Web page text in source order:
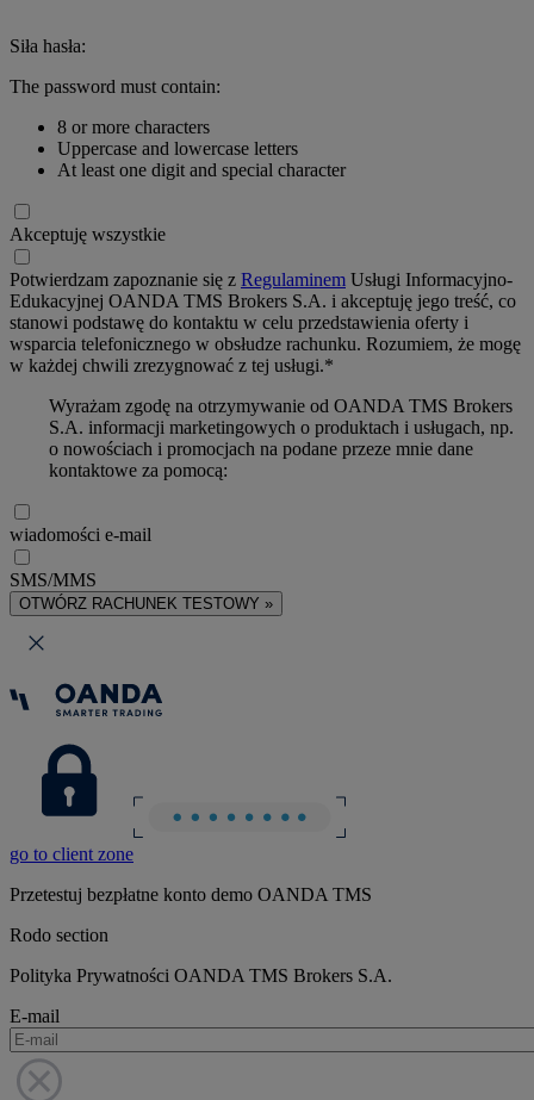
Siła hasła:
The password must contain:
8 or more characters
Uppercase and lowercase letters
At least one digit and special character
Akceptuję wszystkie
Potwierdzam zapoznanie się z Regulaminem Usługi Informacyjno-
Edukacyjnej OANDA TMS Brokers S.A. i akceptuję jego treść, co
stanowi podstawę do kontaktu w celu przedstawienia oferty i
wsparcia telefonicznego w obsłudze rachunku. Rozumiem, że mogę
w każdej chwili zrezygnować z tej usługi.*
Wyrażam zgodę na otrzymywanie od OANDA TMS Brokers
S.A. informacji marketingowych o produktach i usługach, np.
o nowościach i promocjach na podane przeze mnie dane
kontaktowe za pomocą:
wiadomości e-mail
SMS/MMS
OTWÓRZ RACHUNEK TESTOWY »
go to client zone
Przetestuj bezpłatne konto demo OANDA TMS
Rodo section
Polityka Prywatności OANDA TMS Brokers S.A.
E-mail